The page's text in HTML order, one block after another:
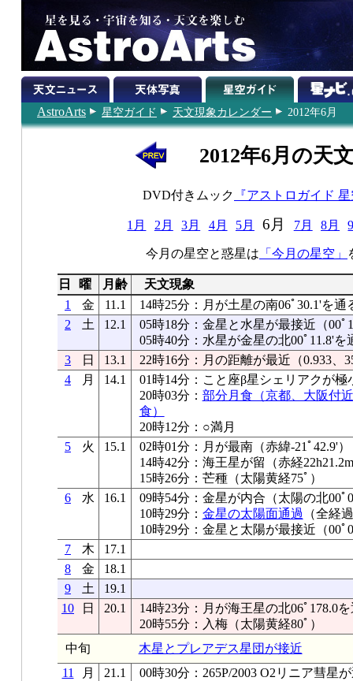
AstroArts 星空ガイド 天文現象カレンダー 2012年6月
2012年6月の天
DVD付きムック 『アストロガイド
1月 2月 3月 4月 5月 6月 7月 8月
今月の星空と惑星は 「今月の星空」
日 曜 月齢
天文現象
1
金 11.1
14時25分：月が土星の南06ﾟ30.1'を通
2
土 12.1
05時18分：金星と水星が最接近（00ﾟ
05時40分：水星が金星の北00ﾟ11.8'を
3
日 13.1
22時16分：月の距離が最近（0.933、
4
月 14.1
01時14分：こと座β星シェリアクが極
20時03分： 部分月食（京都、大阪付
食）
20時12分：○満月
5
火 15.1
02時01分：月が最南（赤緯-21ﾟ42.9'）
14時42分：海王星が留（赤経
15時26分：芒種（太陽黄経75ﾟ）
6
水 16.1
09時54分：金星が内合（太陽の北00
10時29分： 金星の太陽面通過 （全経
10時29分：金星と太陽が最接近（00ﾟ
7
木
17.1
8
金
18.1
9
土
19.1
10
日 20.1
14時23分：月が海王星の北06ﾟ178.0
20時55分：入梅（太陽黄経80ﾟ）
中旬
木星とプレアデス星団が接近
11
月 21.1
00時30分：265P/2003 O2リニア彗星